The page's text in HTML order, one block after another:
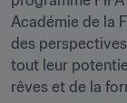
Académie de la
des
tout leur
rêves et de la